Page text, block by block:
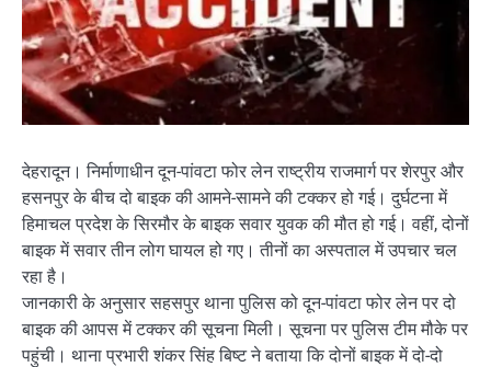
देहरादून। निर्माणाधीन दून-पांवटा फोर लेन राष्ट्रीय राजमार्ग पर शेरपुर और
हसनपुर के बीच दो बाइक की आमने-सामने की टक्कर हो गई। दुर्घटना में
हिमाचल प्रदेश के सिरमौर के बाइक सवार युवक की मौत हो गई। वहीं, दोनों
बाइक में सवार तीन लोग घायल हो गए। तीनों का अस्पताल में उपचार चल
रहा है।
जानकारी के अनुसार सहसपुर थाना पुलिस को दून-पांवटा फोर लेन पर दो
बाइक की आपस में टक्कर की सूचना मिली। सूचना पर पुलिस टीम मौके पर
पहुंची। थाना प्रभारी शंकर सिंह बिष्ट ने बताया कि दोनों बाइक में दो-दो